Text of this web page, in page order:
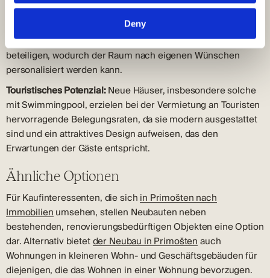
Deny
Kundenindividualisierung:Bei einigen Projekten besteht die
Möglichkeit, sich an der Auswahl von
Innenausstattungsmaterialien, Farben und Geräten zu
beteiligen, wodurch der Raum nach eigenen Wünschen
personalisiert werden kann.
Touristisches Potenzial:Neue Häuser, insbesondere solche
mit Swimmingpool, erzielen bei der Vermietung an Touristen
hervorragende Belegungsraten, da sie modern ausgestattet
sind und ein attraktives Design aufweisen, das den
Erwartungen der Gäste entspricht.
Ähnliche Optionen
Für Kaufinteressenten, die sich in Primošten nach
Immobilien umsehen, stellen Neubauten neben
bestehenden, renovierungsbedürftigen Objekten eine Option
dar. Alternativ bietetder Neubau in Primošten auch
Wohnungen in kleineren Wohn- und Geschäftsgebäuden für
diejenigen, die das Wohnen in einer Wohnung bevorzugen.